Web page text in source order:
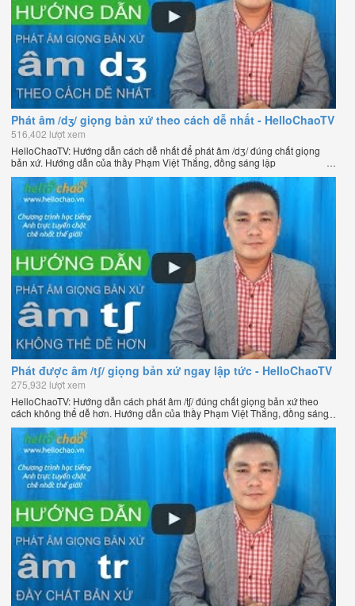
Phát âm /dʒ/ giọng bản xứ theo cách dễ nhất - HelloChaoTV
516,402 lượt xem
HelloChaoTV: Hướng dẫn cách dễ nhất để phát âm /dʒ/ đúng chất giọng
bản xứ. Hướng dẫn của thầy Phạm Việt Thắng, đồng sáng lập
HelloChao.vn - Chương trình dạy tiếng Anh trực tuyến chặt chẽ nhất thế
giới.
Phát được âm /tʃ/ giọng bản xứ ngay lập tức - HelloChaoTV
275,932 lượt xem
HelloChaoTV: Hướng dẫn cách phát âm /tʃ/ đúng chất giọng bản xứ theo
cách không thể dễ hơn. Hướng dẫn của thầy Phạm Việt Thắng, đồng sáng
lập HelloChao.vn - Chương trình dạy tiếng Anh trực tuyến chặt chẽ nhất
thế giới.